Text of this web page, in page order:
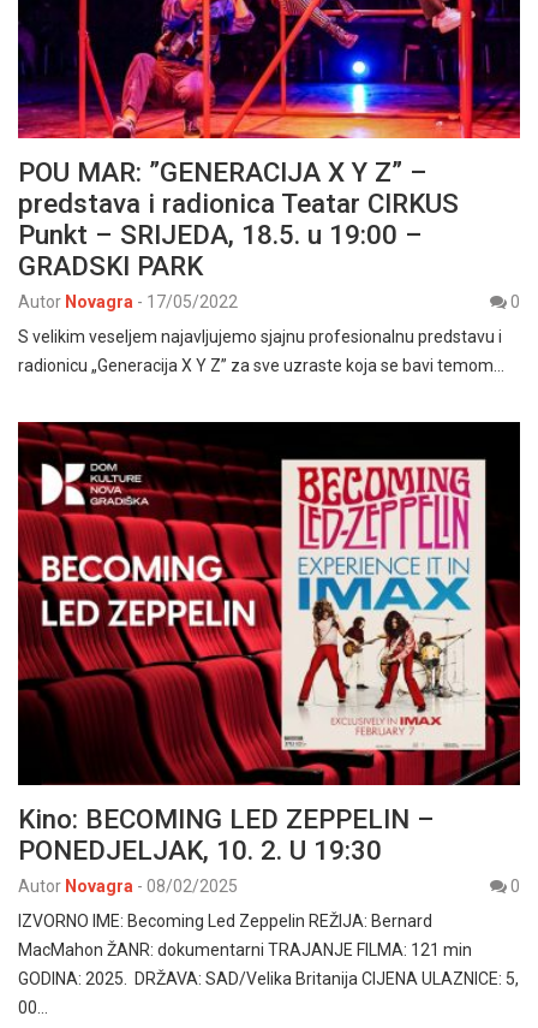
POU MAR: ”GENERACIJA X Y Z” –
predstava i radionica Teatar CIRKUS
Punkt – SRIJEDA, 18.5. u 19:00 –
GRADSKI PARK
Autor Novagra - 17/05/2022
0
S velikim veseljem najavljujemo sjajnu profesionalnu predstavu i
radionicu „Generacija X Y Z” za sve uzraste koja se bavi temom…
Kino: BECOMING LED ZEPPELIN –
PONEDJELJAK, 10. 2. U 19:30
Autor Novagra - 08/02/2025
0
IZVORNO IME: Becoming Led Zeppelin REŽIJA: Bernard
MacMahon ŽANR: dokumentarni TRAJANJE FILMA: 121 min
GODINA: 2025. DRŽAVA: SAD/Velika Britanija CIJENA ULAZNICE: 5,
00…